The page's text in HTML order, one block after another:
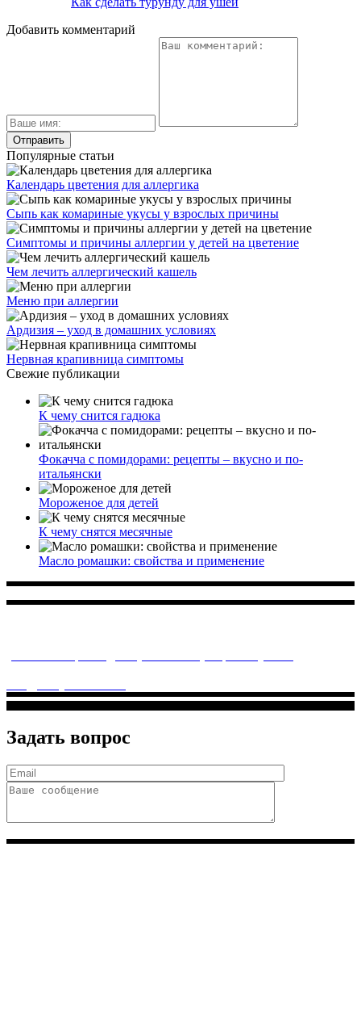
Добавить комментарий
Популярные статьи
Календарь цветения для аллергика
Сыпь как комариные укусы у взрослых причины
Симптомы и причины аллергии у детей на цветение
Чем лечить аллергический кашель
Меню при аллергии
Ардизия – уход в домашних условиях
Нервная крапивница симптомы
Свежие публикации
К чему снится гадюка
Фокачча с помидорами: рецепты – вкусно и по-
итальянски
Мороженое для детей
К чему снятся месячные
Масло ромашки: свойства и применение
Задать вопрос